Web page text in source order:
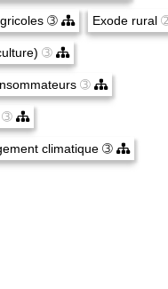
➂ Exode rural
➂
➂
➂
climatique ➂